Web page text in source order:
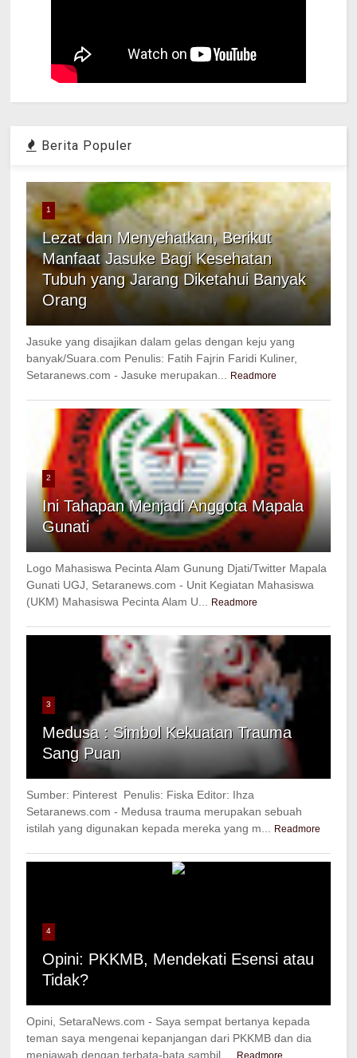
Berita Populer
1
Lezat dan Menyehatkan, Berikut
Manfaat Jasuke Bagi Kesehatan
Tubuh yang Jarang Diketahui Banyak
Orang
Jasuke yang disajikan dalam gelas dengan keju yang
banyak/Suara.com Penulis: Fatih Fajrin Faridi Kuliner,
Setaranews.com - Jasuke merupakan...
Readmore
2
Ini Tahapan Menjadi Anggota Mapala
Gunati
Logo Mahasiswa Pecinta Alam Gunung Djati/Twitter Mapala
Gunati UGJ, Setaranews.com - Unit Kegiatan Mahasiswa
(UKM) Mahasiswa Pecinta Alam U...
Readmore
3
Medusa : Simbol Kekuatan Trauma
Sang Puan
Sumber: Pinterest Penulis: Fiska Editor: Ihza
Setaranews.com - Medusa trauma merupakan sebuah
istilah yang digunakan kepada mereka yang m...
Readmore
4
Opini: PKKMB, Mendekati Esensi atau
Tidak?
Opini, SetaraNews.com - Saya sempat bertanya kepada
teman saya mengenai kepanjangan dari PKKMB dan dia
menjawab dengan terbata-bata sambil ...
Readmore